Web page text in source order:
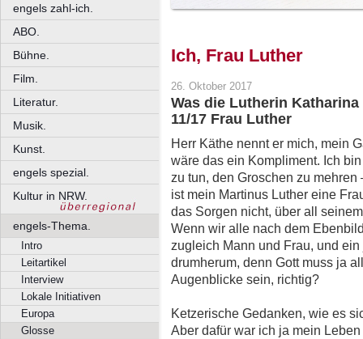
engels zahl-ich.
ABO.
Bühne.
Film.
Literatur.
Musik.
Kunst.
engels spezial.
Kultur in NRW.
engels-Thema.
Intro
Leitartikel
Interview
Lokale Initiativen
Europa
Glosse
Ich, Frau Luther
26. Oktober 2017
Was die Lutherin
11/17 Frau Luther
Herr Käthe nennt er mich, mein
wäre das ein Kompliment. Ich
zu tun, den Groschen zu
ist mein Martinus Luther eine
das Sorgen nicht, über all
Wenn wir alle nach dem
zugleich Mann und Frau, und
drumherum, denn Gott muss ja
Augenblicke sein, richtig?
Ketzerische Gedanken, wie es
Aber dafür war ich ja mein